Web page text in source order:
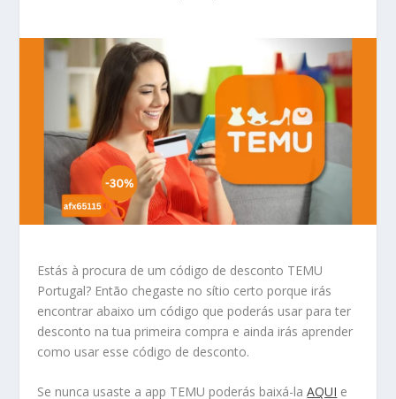
Estás à procura de um código de desconto TEMU
Portugal? Então chegaste no sítio certo porque irás
encontrar abaixo um código que poderás usar para ter
desconto na tua primeira compra e ainda irás aprender
como usar esse código de desconto.
Se nunca usaste a app TEMU poderás baixá-laAQUI e